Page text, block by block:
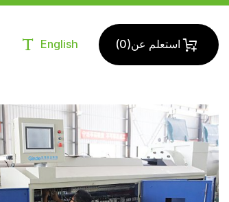
استعلم عن(
0
)
English